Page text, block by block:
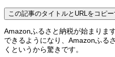
この記事のタイトルとURLをコピー
Amazonふるさと納税が始まりま
できるようになり、Amazonふる
くというから驚きです。